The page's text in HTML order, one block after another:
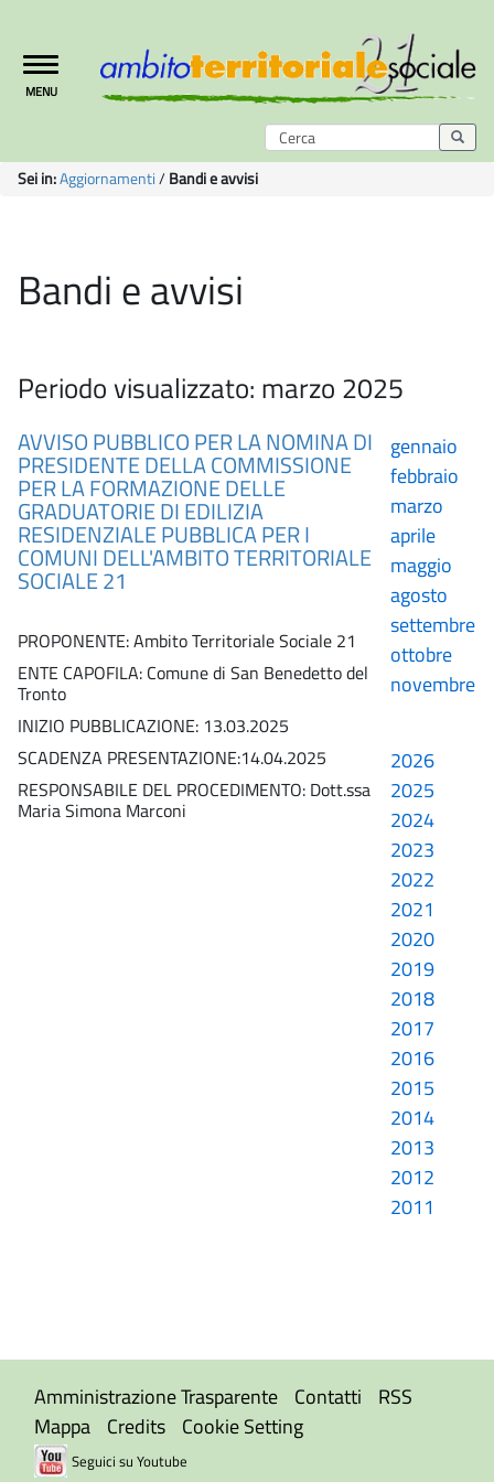
Toggle
navigation
MENU
Sei in:Aggiornamenti/Bandi e avvisi
Bandi e avvisi
Periodo visualizzato: marzo 2025
AVVISO PUBBLICO PER LA NOMINA DI
PRESIDENTE DELLA COMMISSIONE
PER LA FORMAZIONE DELLE
GRADUATORIE DI EDILIZIA
RESIDENZIALE PUBBLICA PER I
COMUNI DELL'AMBITO TERRITORIALE
SOCIALE 21
PROPONENTE: Ambito Territoriale Sociale 21
ENTE CAPOFILA: Comune di San Benedetto del
Tronto
INIZIO PUBBLICAZIONE: 13.03.2025
SCADENZA PRESENTAZIONE:14.04.2025
RESPONSABILE DEL PROCEDIMENTO: Dott.ssa
Maria Simona Marconi
gennaio
febbraio
marzo
aprile
maggio
agosto
settembre
ottobre
novembre
2026
2025
2024
2023
2022
2021
2020
2019
2018
2017
2016
2015
2014
2013
2012
2011
Amministrazione Trasparente Contatti
RSS
Mappa Credits Cookie Setting
Seguici su Youtube